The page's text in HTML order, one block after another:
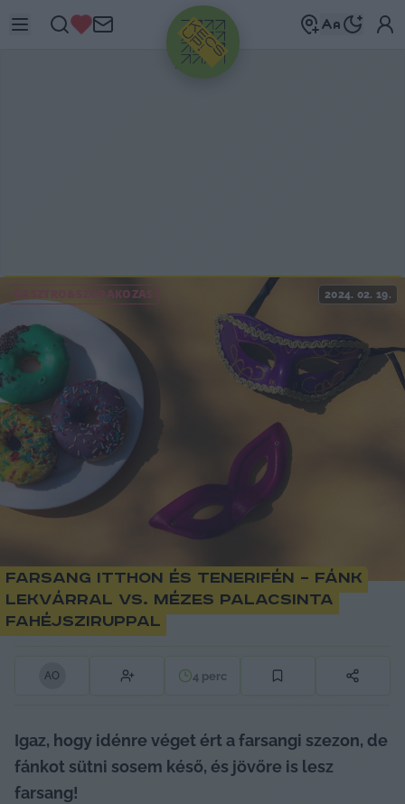
HIRDETÉS
GASZTRÓ&SZÓRAKOZÁS 2024. 02. 19.
Farsang itthon és Tenerifén – fánk
lekvárral vs. mézes palacsinta
fahéjsziruppal
AO 4 perc
Igaz, hogy idénre véget ért a farsangi szezon, de
fánkot sütni sosem késő, és jövőre is lesz
farsang!